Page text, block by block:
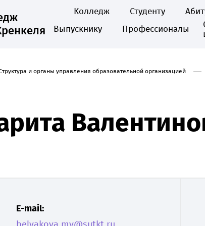
Колледж Студенту
Выпускнику
Профессионалы
и органы управления образовательной организацией
E-mail:
belyakova.mv@sutkt.ru